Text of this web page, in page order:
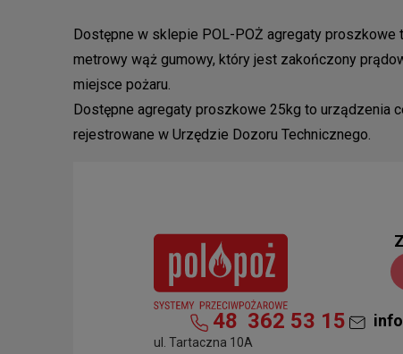
Dostępne w sklepie POL-POŻ agregaty proszkowe
metrowy wąż gumowy, który jest zakończony
miejsce pożaru.
Dostępne agregaty proszkowe 25kg to urządzenia
rejestrowane w Urzędzie Dozoru Technicznego.
48 362 53 15
ul. Tartaczna 10A